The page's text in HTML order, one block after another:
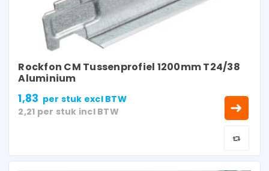
Rockfon CM Tussenprofiel 1200mm T24/38
Aluminium
1,83 per stuk excl BTW
2,21 per stuk incl BTW